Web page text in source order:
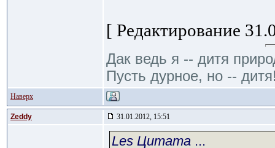
[ Редактирование
Дак ведь я -- дитя
Пусть дурное, но --
Наверх
Zeddy 31.01.2012, 15:51
Les Цитата ...